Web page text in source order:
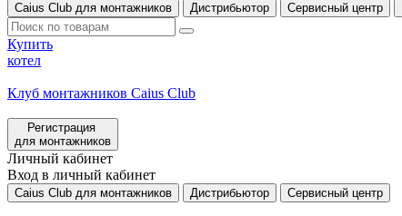
Caius Club для монтажников
Дистрибьютор Сервисный центр
Купить
котел
Клуб монтажников Caius Club
Регистрация
для монтажников
Личный кабинет
Вход в личный кабинет
Caius Club для монтажников Дистрибьютор Сервисный центр